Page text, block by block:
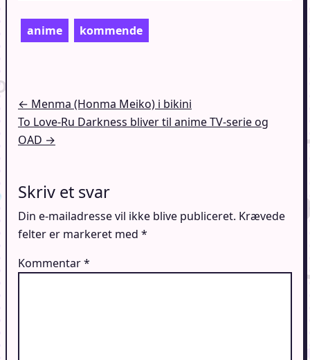
anime kommende
Indlægsnavigation
← Menma (Honma Meiko) i bikini
To Love-Ru Darkness bliver til anime TV-serie og
OAD →
Skriv et svar
Din e-mailadresse vil ikke blive publiceret. Krævede
felter er markeret med *
Kommentar*